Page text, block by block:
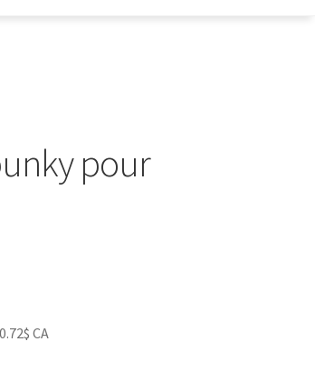
pour
CA